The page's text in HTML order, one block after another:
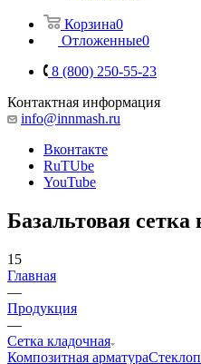
Корзина0
Отложенные0
8 (800) 250-55-23
Контактная информация
info@innmash.ru
Вконтакте
RuTUbe
YouTube
Базальтовая
15
Главная
—
Продукция
—
Сетка кладочная
Композитная арматура